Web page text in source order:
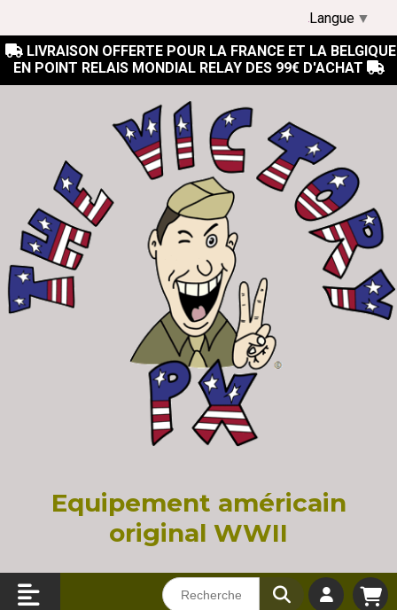
 LIVRAISON OFFERTE POUR LA FRANCE ET LA BELGIQUE
EN POINT RELAIS MONDIAL RELAY DES 99€ D'ACHAT 
Equipement américain
original WWII
Langue ▼